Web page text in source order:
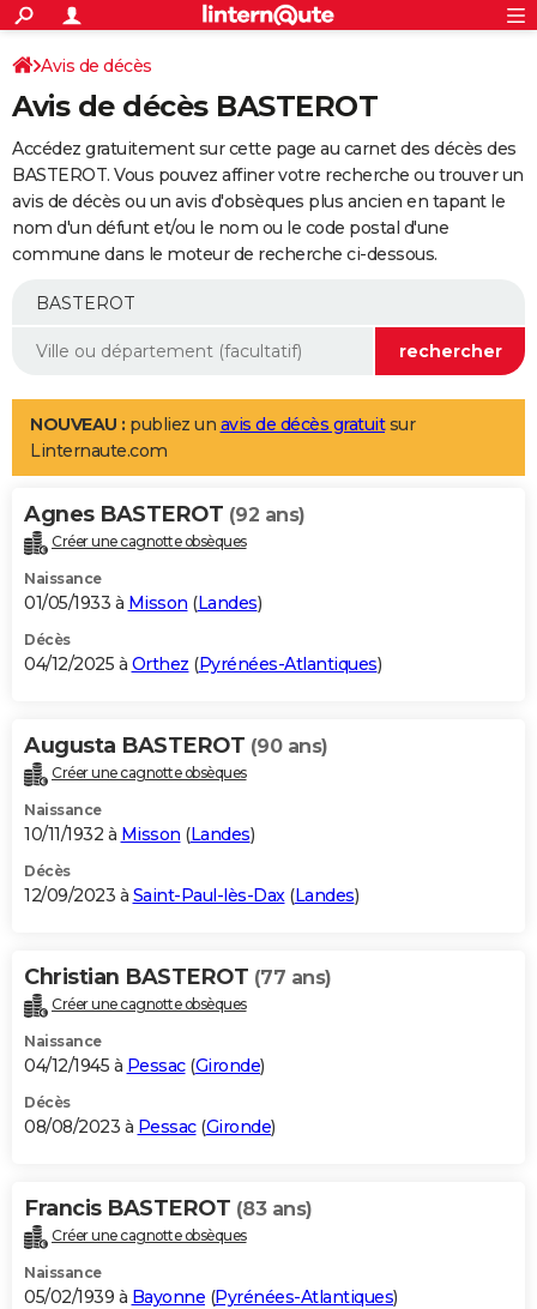
ACTUALITÉS
Politique
Société
Faits Divers
Education
Monde
Villes
+
SPORT
Coupe du monde 2026
Football
Tennis
Cyclisme
Rugby
Forum
Programme TV
TNT
Streaming
Cinéma
Sorties cinéma
Musique
+
FINANCE
Retraite
Epargne
Immobilier
Risques naturels par ville
Banque
Assurance
AUTO
Essais
Réserver un essai
Citadines
Berlines
SUV
Forum auto
+
Mobiles
Meilleur smartphone
Internet
Ordinateurs
Jeux vidéo
Guide high-tech
Aménagement intérieur
LIFESTYLE
Art de vivre
Bien-être
Loisirs
Mode
Modes de vie
Alimentation
Guide de la santé
Maladies
Médicaments
Sommeil
VOYAGE
Destinations
City break
Voyage nature
Voyage de noces
Forum
Climat
+PHOTO
GUIDES D'ACHAT
BONS PLANS
Carte de Noël
Carte Bonne année
Carte Saint-Valentin
Carte Pâques
Carte d'anniversaire
DICTIONNAIRE
Dictionnaire
Biographies
Citations
Expressions
Proverbes
PROGRAMME TV
S'inscrire
Se connecter
Lycées
Collèges
Primaires
Universités
Entreprises
Service militaire
Avis de recherche
AVIS DE DÉCÈS
Bricolage
Lifestyle
Culture
Sport
Auto
Television
Voyage
Cinema
Avis de décès
Avis de décès BASTEROT
Accédez gratuitement sur cette page au carnet des décès des
BASTEROT. Vous pouvez affiner votre recherche ou trouver un
avis de décès ou un avis d'obsèques plus ancien en tapant le
nom d'un défunt et/ou le nom ou le code postal d'une
commune dans le moteur de recherche ci-dessous.
NOUVEAU : publiez un avis de décès gratuitsur
Linternaute.com
Agnes BASTEROT (92 ans)
Créer une cagnotte obsèques
Naissance
01/05/1933 à Misson (Landes)
Décès
04/12/2025 à Orthez (Pyrénées-Atlantiques)
Augusta BASTEROT (90 ans)
Créer une cagnotte obsèques
Naissance
10/11/1932 à Misson (Landes)
Décès
12/09/2023 à Saint-Paul-lès-Dax(Landes)
Christian BASTEROT (77 ans)
Créer une cagnotte obsèques
Naissance
04/12/1945 à Pessac(Gironde)
Décès
08/08/2023 à Pessac(Gironde)
Francis BASTEROT (83 ans)
Créer une cagnotte obsèques
Naissance
05/02/1939 à Bayonne (Pyrénées-Atlantiques)